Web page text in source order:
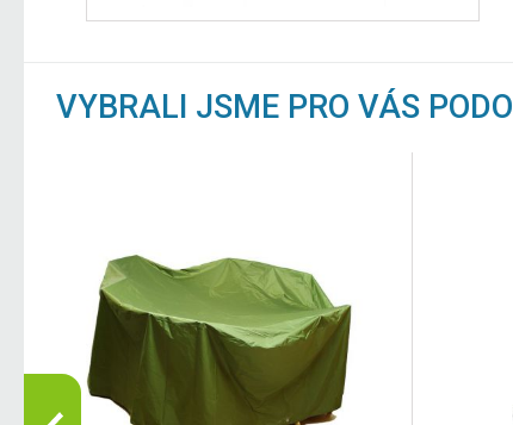
VYBRALI JSME PRO VÁS